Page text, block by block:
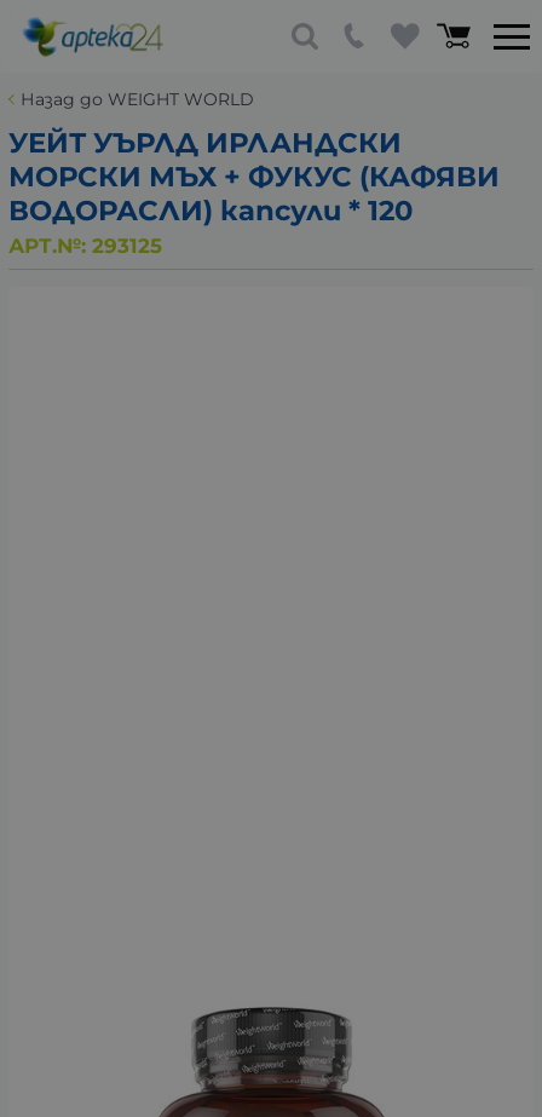
Назад до WEIGHT WORLD
УЕЙТ УЪРЛД ИРЛАНДСКИ
МОРСКИ МЪХ + ФУКУС (КАФЯВИ
ВОДОРАСЛИ) капсули * 120
АРТ.№: 293125